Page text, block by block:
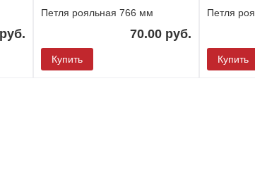
Петля рояльная 766 мм
70.00 руб.
Купить
Петля
Купить